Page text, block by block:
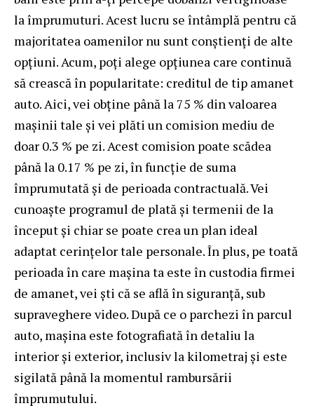
la împrumuturi. Acest lucru se întâmplă pentru că
majoritatea oamenilor nu sunt conștienți de alte
opțiuni. Acum, poţi alege opțiunea care continuă
să crească în popularitate: creditul de tip amanet
auto. Aici, vei obține până la 75 % din valoarea
maşinii tale şi vei plăti un comision mediu de
doar 0.3 % pe zi. Acest comision poate scădea
până la 0.17 % pe zi, în funcţie de suma
împrumutată şi de perioada contractuală. Vei
cunoaște programul de plată și termenii de la
început și chiar se poate crea un plan ideal
adaptat cerințelor tale personale. În plus, pe toată
perioada în care mașina ta este în custodia firmei
de amanet, vei ști că se află în siguranță, sub
supraveghere video. După ce o parchezi în parcul
auto, maşina este fotografiată în detaliu la
interior şi exterior, inclusiv la kilometraj şi este
sigilată până la momentul rambursării
împrumutului.